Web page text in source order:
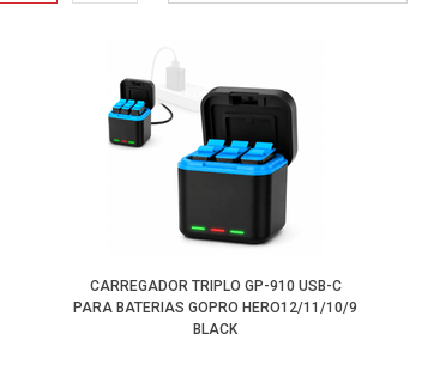
Mais Vendidos
Maior Preço
Menor Preço
CARREGADOR TRIPLO GP-910 USB-C
PARA BATERIAS GOPRO HERO12/11/10/9
BLACK